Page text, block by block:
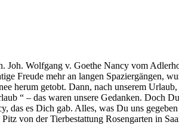
Joh. Wolfgang v. Goethe Nancy vom
Freude mehr an langen Spaziergängen,
herum getobt. Dann, nach unserem
“ – das waren unsere Gedanken. Doch
das es Dich gab. Alles, was Du uns
von der Tierbestattung Rosengarten in